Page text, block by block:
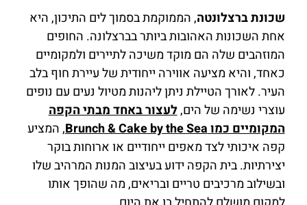
שכונת ברצלונטה, הממוקמת בסמוך לים התיכון, היא
אחת השכונות האהובות ביותר בברצלונה. החופים
המוזהבים שלה הם מוקד משיכה לתיירים ולמקומיים
כאחד, והיא מציעה אווירה ייחודית של עיירת חוף בלב
העיר. לאורך הטיילת ניתן ליהנות מטיול נעים עם נופים
עוצרי נשימה של הים,לעצור באחד מבתי הקפה
המקומיים כמו Brunch & Cake by the Sea
, המציע
קפה איכותי לצד מאפים ייחודיים או ארוחות בוקר
יצירתיות. בית הקפה ידוע בעיצוב המנות המרהיב שלו
ובשילוב מרכיבים טריים ובריאים, מה שהופך אותו